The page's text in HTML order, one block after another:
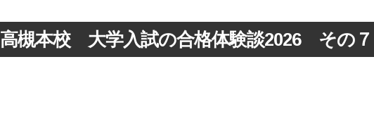
高槻本校 大学入試の合格体験談2026 その７